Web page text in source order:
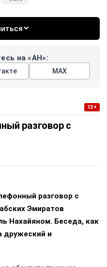
— пояснил Пашинян. И
подавать
членство в ЕС
на «АН»:
МАХ